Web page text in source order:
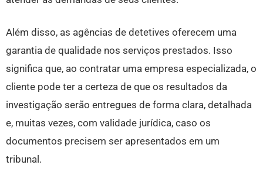
Além disso, as agências de detetives oferecem uma
garantia de qualidade nos serviços prestados. Isso
significa que, ao contratar uma empresa especializada, o
cliente pode ter a certeza de que os resultados da
investigação serão entregues de forma clara, detalhada
e, muitas vezes, com validade jurídica, caso os
documentos precisem ser apresentados em um
tribunal.